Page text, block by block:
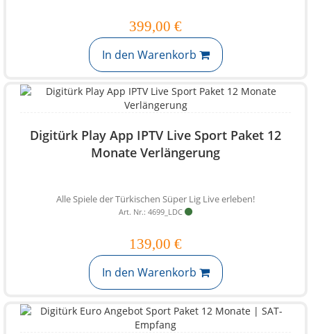
399,00 €
In den Warenkorb
Digitürk Play App IPTV Live Sport Paket 12
Monate Verlängerung
Alle Spiele der Türkischen Süper Lig Live erleben!
Art. Nr.: 4699_LDC
139,00 €
In den Warenkorb